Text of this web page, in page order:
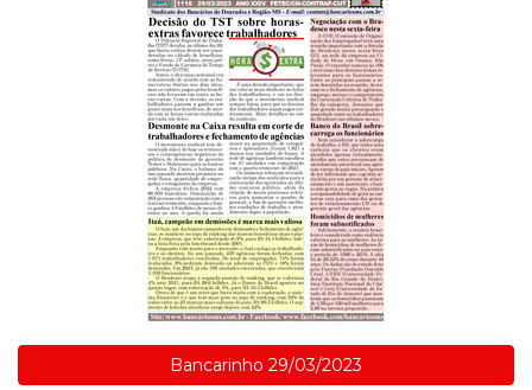
Bancarinho 29/03/2023